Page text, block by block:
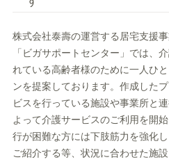
株式会社泰壽の運営する居宅支援
「ビガサポートセンター」では、
れている高齢者様のために一人ひ
ンを提案しております。作成した
ビスを行っている施設や事業所と
よって介護サービスのご利用を開
行が困難な方には下肢筋力を強化
ご紹介する等、状況に合わせた施